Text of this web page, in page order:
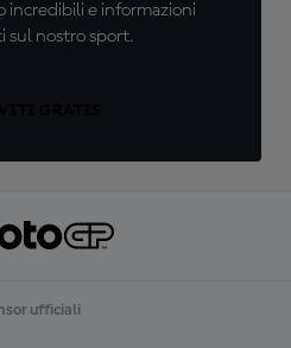
incredibili e informazioni
sul nostro sport.
ufficiali